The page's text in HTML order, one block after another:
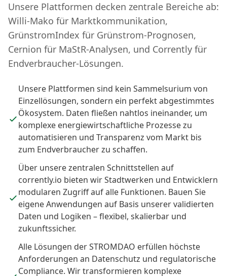
Unsere Plattformen decken zentrale Bereiche ab:
Willi-Mako für Marktkommunikation,
GrünstromIndex für Grünstrom-Prognosen,
Cernion für MaStR-Analysen, und Corrently für
Endverbraucher-Lösungen.
Unsere Plattformen sind kein Sammelsurium von
Einzellösungen, sondern ein perfekt abgestimmtes
Ökosystem. Daten fließen nahtlos ineinander, um
komplexe energiewirtschaftliche Prozesse zu
automatisieren und Transparenz vom Markt bis
zum Endverbraucher zu schaffen.
Über unsere zentralen Schnittstellen auf
corrently.io bieten wir Stadtwerken und Entwicklern
modularen Zugriff auf alle Funktionen. Bauen Sie
eigene Anwendungen auf Basis unserer validierten
Daten und Logiken – flexibel, skalierbar und
zukunftssicher.
Alle Lösungen der STROMDAO erfüllen höchste
Anforderungen an Datenschutz und regulatorische
Compliance. Wir transformieren komplexe